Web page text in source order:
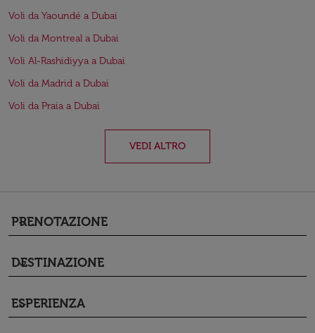
Voli da Yaoundé a Dubai
Voli da Montreal a Dubai
Voli Al-Rashidiyya a Dubai
Voli da Madrid a Dubai
Voli da Praia a Dubai
VEDI ALTRO
PRENOTAZIONE
keyboard_arrow_down
DESTINAZIONE
keyboard_arrow_down
ESPERIENZA
keyboard_arrow_down